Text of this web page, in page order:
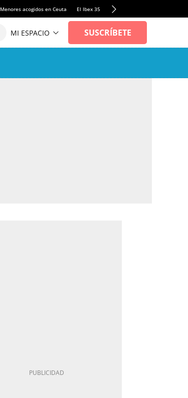
Menores acogidos en Ceuta El Ibex 35 Llamadas de alerta Sánchez